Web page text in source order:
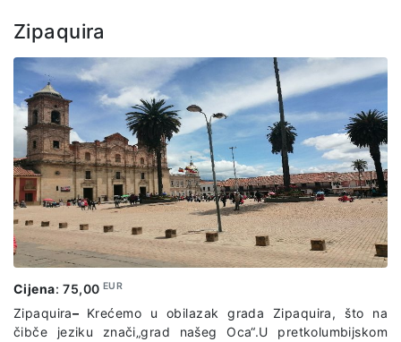
Zipaquira
Cijena:75,00 EUR
Zipaquira– Krećemo u obilazak grada Zipaquira, što na
čibče jeziku znači„grad našeg Oca“.U pretkolumbijskom